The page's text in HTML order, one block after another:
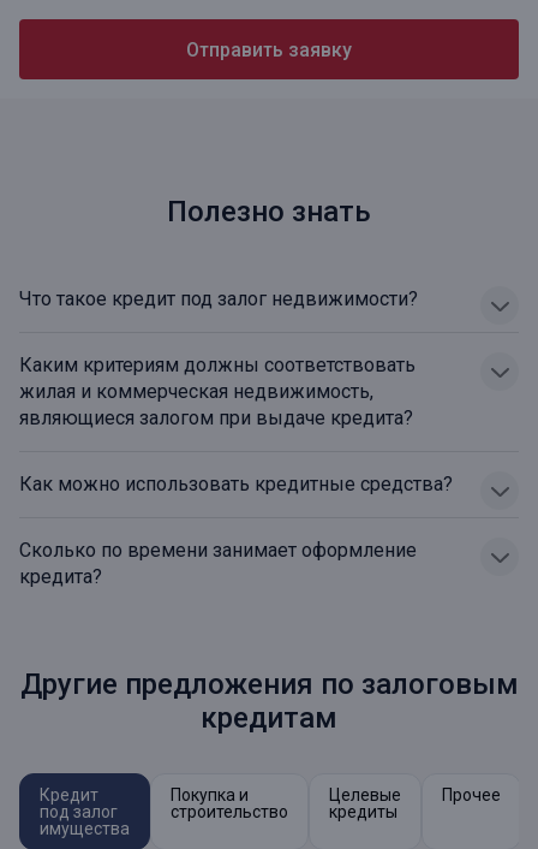
Отправить заявку
Полезно знать
Что такое кредит под залог недвижимости?
Каким критериям должны соответствовать
жилая и коммерческая недвижимость,
являющиеся залогом при выдаче кредита?
Как можно использовать кредитные средства?
Сколько по времени занимает оформление
кредита?
Другие предложения по залоговым
кредитам
Кредит
под залог
имущества
Покупка и
строительство
Целевые
кредиты
Прочее